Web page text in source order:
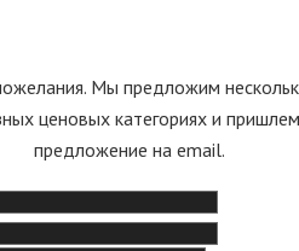
Мы предложим
ценовых категориях и
предложение на email.